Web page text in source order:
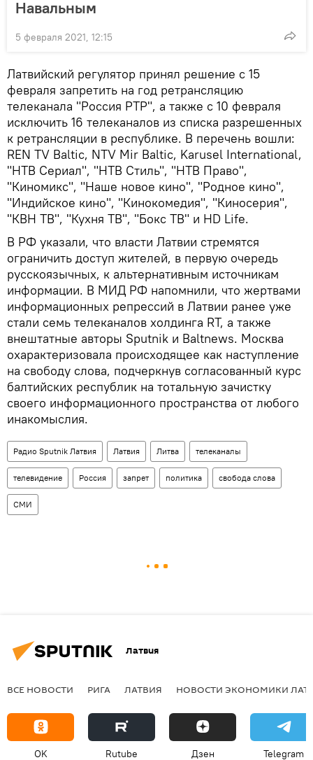
Навальным
5 февраля 2021, 12:15
Латвийский регулятор принял решение с 15
февраля запретить на год ретрансляцию
телеканала "Россия РТР", а также с 10 февраля
исключить 16 телеканалов из списка разрешенных
к ретрансляции в республике. В перечень вошли:
REN TV Baltic, NTV Mir Baltic, Karusel International,
"НТВ Сериал", "НТВ Стиль", "НТВ Право",
"Киномикс", "Наше новое кино", "Родное кино",
"Индийское кино", "Кинокомедия", "Киносерия",
"КВН ТВ", "Кухня ТВ", "Бокс ТВ" и HD Life.
В РФ указали, что власти Латвии стремятся
ограничить доступ жителей, в первую очередь
русскоязычных, к альтернативным источникам
информации. В МИД РФ напомнили, что жертвами
информационных репрессий в Латвии ранее уже
стали семь телеканалов холдинга RT, а также
внештатные авторы Sputnik и Baltnews. Москва
охарактеризовала происходящее как наступление
на свободу слова, подчеркнув согласованный курс
балтийских республик на тотальную зачистку
своего информационного пространства от любого
инакомыслия.
Радио Sputnik Латвия Латвия Литва телеканалы
телевидение Россия запрет политика свобода слова
СМИ
Латвия
ВСЕ НОВОСТИ РИГА ЛАТВИЯ НОВОСТИ ЭКОНОМИКИ
OK Rutube Дзен Telegram